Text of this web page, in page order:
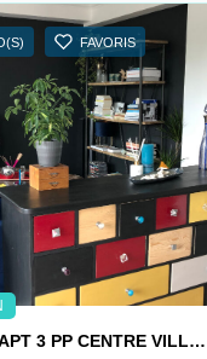
FAVORIS
A LOUER APT 3 PP CENTRE VILLE DE CAEN